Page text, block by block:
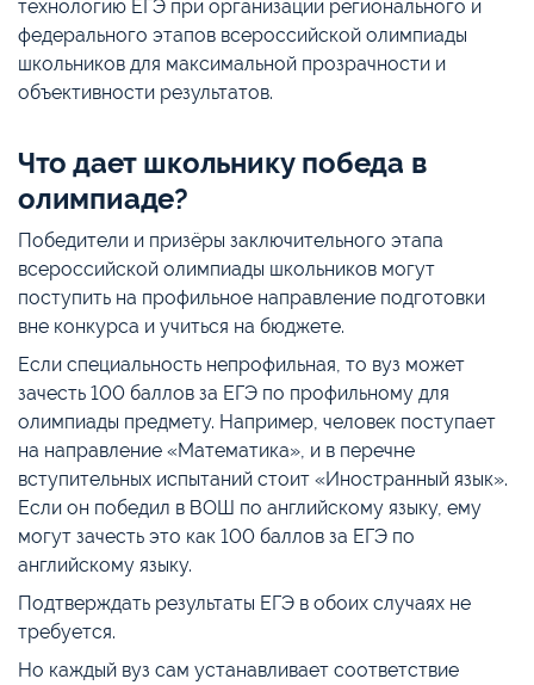
технологию ЕГЭ при организации регионального и
федерального этапов всероссийской олимпиады
школьников для максимальной прозрачности и
объективности результатов.
Что дает школьнику победа в
олимпиаде?
Победители и призёры заключительного этапа
всероссийской олимпиады школьников могут
поступить на профильное направление подготовки
вне конкурса и учиться на бюджете.
Если специальность непрофильная, то вуз может
зачесть 100 баллов за ЕГЭ по профильному для
олимпиады предмету. Например, человек поступает
на направление «Математика», и в перечне
вступительных испытаний стоит «Иностранный язык».
Если он победил в ВОШ по английскому языку, ему
могут зачесть это как 100 баллов за ЕГЭ по
английскому языку.
Подтверждать результаты ЕГЭ в обоих случаях не
требуется.
Но каждый вуз сам устанавливает соответствие